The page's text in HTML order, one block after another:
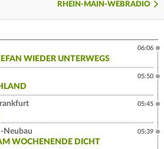
RHEIN-MAIN-WEBRADIO
WIEDER UNTERWEGS
06:06
05:50
05:45
Neubau
WOCHENENDE DICHT
05:39